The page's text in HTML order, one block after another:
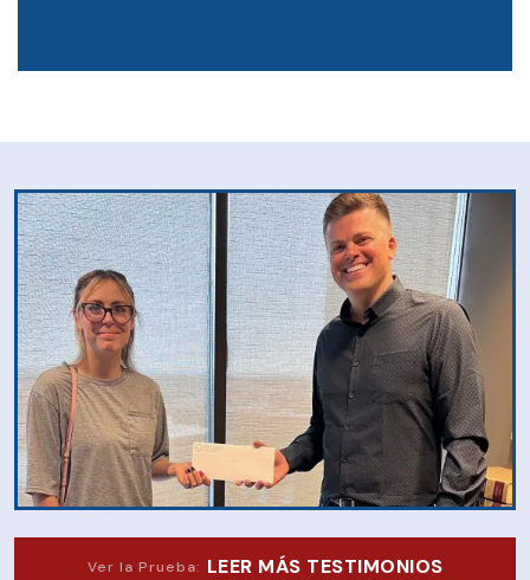
Ver la Prueba: LEER MÁS TESTIMONIOS